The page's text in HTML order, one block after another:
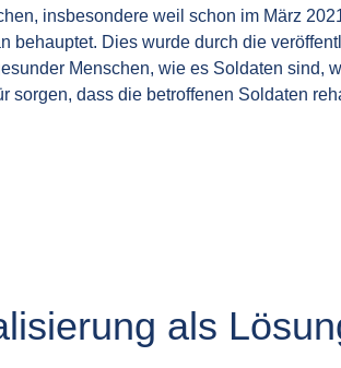
insbesondere weil schon im März
behauptet. Dies wurde durch die
Menschen, wie es Soldaten sind,
sorgen, dass die betroffenen Soldaten
als